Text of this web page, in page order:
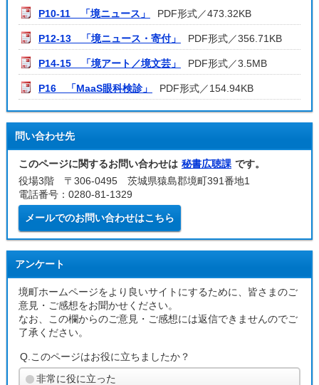
P10-11 「境ニュース」 PDF形式／473.32KB
P12-13 「境ニュース・寄付」 PDF形式／356.71KB
P14-15 「境アート／境文芸」 PDF形式／3.5MB
P16 「MaaS眼科検診」 PDF形式／154.94KB
問い合わせ先
このページに関するお問い合わせは 秘書広聴課 です。
役場3階 〒306-0495 茨城県猿島郡境町391番地1
電話番号：0280-81-1329
メールでのお問い合わせはこちら
アンケート
境町ホームページをより良いサイトにするために、皆さまのご
意見・ご感想をお聞かせください。
なお、この欄からのご意見・ご感想には返信できませんのでご
了承ください。
Q.このページはお役に立ちましたか？
非常に役に立った